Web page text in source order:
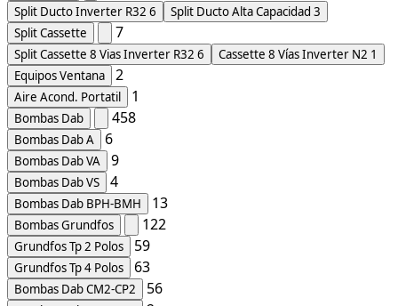
Split Ducto Inverter R32 6 Split Ducto Alta Capacidad 3
Split Cassette
7
Split Cassette 8 Vias Inverter R32 6 Cassette 8 Vías Inverter N2 1
Equipos Ventana
2
Aire Acond. Portatil 1
Bombas Dab 458
Bombas Dab A 6
Bombas Dab VA 9
Bombas Dab VS 4
Bombas Dab BPH-BMH 13
Bombas Grundfos 122
Grundfos Tp 2 Polos 59
Grundfos Tp 4 Polos 63
Bombas Dab CM2-CP2 56